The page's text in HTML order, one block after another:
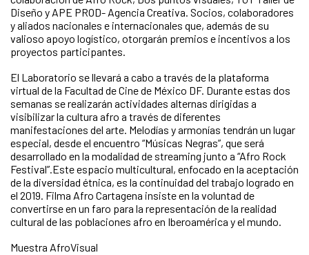
Diseño y APE PROD- Agencia Creativa. Socios, colaboradores
y aliados nacionales e internacionales que, además de su
valioso apoyo logístico, otorgarán premios e incentivos a los
proyectos participantes.
El Laboratorio se llevará a cabo a través de la plataforma
virtual de la Facultad de Cine de México DF. Durante estas dos
semanas se realizarán actividades alternas dirigidas a
visibilizar la cultura afro a través de diferentes
manifestaciones del arte. Melodías y armonías tendrán un lugar
especial, desde el encuentro “Músicas Negras”, que será
desarrollado en la modalidad de streaming junto a “Afro Rock
Festival”.Este espacio multicultural, enfocado en la aceptación
de la diversidad étnica, es la continuidad del trabajo logrado en
el 2019. Filma Afro Cartagena insiste en la voluntad de
convertirse en un faro para la representación de la realidad
cultural de las poblaciones afro en Iberoamérica y el mundo.
Muestra AfroVisual